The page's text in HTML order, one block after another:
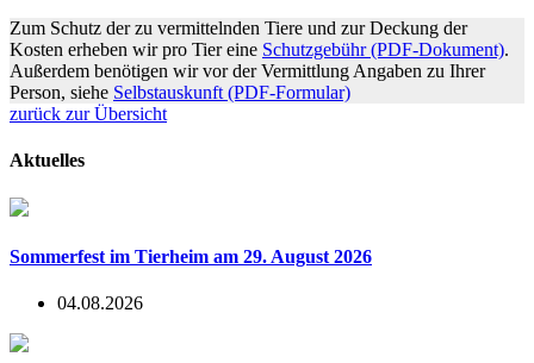
Zum Schutz der zu vermittelnden Tiere und zur Deckung der
Kosten erheben wir pro Tier eine Schutzgebühr (PDF-Dokument).
Außerdem benötigen wir vor der Vermittlung Angaben zu Ihrer
Person, siehe Selbstauskunft (PDF-Formular)
zurück zur Übersicht
Aktuelles
Sommerfest im Tierheim am 29. August 2026
04.08.2026